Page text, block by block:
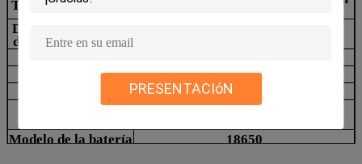
PRESENTACIóN
Tamaño que embala
Distancia entre ejes
delantera y trasera
13.5KG
28km/h
F: Freno electrónico R: Freno de
Modelo de la batería
18650